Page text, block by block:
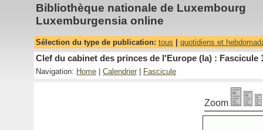
Bibliothèque nationale de Luxembourg
Luxemburgensia online
Sélection du type de publication: tous quotidiens et
Clef du cabinet des princes de l'Europe (la) : Fascicule
Navigation: Home Calendrier Fascicule
Zoom